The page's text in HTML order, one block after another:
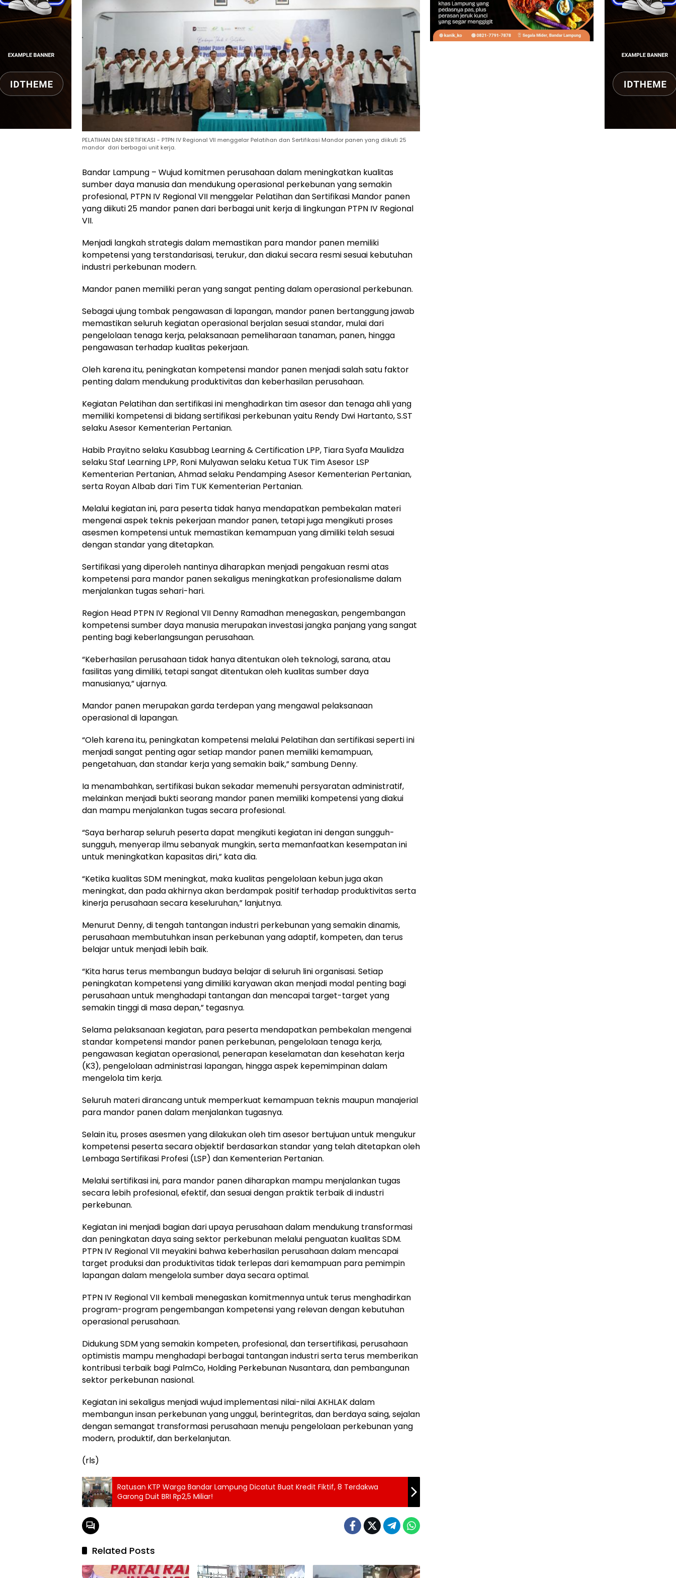
PELATIHAN DAN SERTIFIKASI - PTPN IV Regional VII menggelar Pelatihan dan Sertifikasi Mandor panen yang diikuti 25
mandor dari berbagai unit kerja.
Bandar Lampung – Wujud komitmen perusahaan dalam meningkatkan kualitas
sumber daya manusia dan mendukung operasional perkebunan yang semakin
profesional, PTPN IV Regional VII menggelar Pelatihan dan Sertifikasi Mandor panen
yang diikuti 25 mandor panen dari berbagai unit kerja di lingkungan PTPN IV Regional
VII.
Menjadi langkah strategis dalam memastikan para mandor panen memiliki
kompetensi yang terstandarisasi, terukur, dan diakui secara resmi sesuai kebutuhan
industri perkebunan modern.
Mandor panen memiliki peran yang sangat penting dalam operasional perkebunan.
Sebagai ujung tombak pengawasan di lapangan, mandor panen bertanggung jawab
memastikan seluruh kegiatan operasional berjalan sesuai standar, mulai dari
pengelolaan tenaga kerja, pelaksanaan pemeliharaan tanaman, panen, hingga
pengawasan terhadap kualitas pekerjaan.
Oleh karena itu, peningkatan kompetensi mandor panen menjadi salah satu faktor
penting dalam mendukung produktivitas dan keberhasilan perusahaan.
Kegiatan Pelatihan dan sertifikasi ini menghadirkan tim asesor dan tenaga ahli yang
memiliki kompetensi di bidang sertifikasi perkebunan yaitu Rendy Dwi Hartanto, S.ST
selaku Asesor Kementerian Pertanian.
Habib Prayitno selaku Kasubbag Learning & Certification LPP, Tiara Syafa Maulidza
selaku Staf Learning LPP, Roni Mulyawan selaku Ketua TUK Tim Asesor LSP
Kementerian Pertanian, Ahmad selaku Pendamping Asesor Kementerian Pertanian,
serta Royan Albab dari Tim TUK Kementerian Pertanian.
Melalui kegiatan ini, para peserta tidak hanya mendapatkan pembekalan materi
mengenai aspek teknis pekerjaan mandor panen, tetapi juga mengikuti proses
asesmen kompetensi untuk memastikan kemampuan yang dimiliki telah sesuai
dengan standar yang ditetapkan.
Sertifikasi yang diperoleh nantinya diharapkan menjadi pengakuan resmi atas
kompetensi para mandor panen sekaligus meningkatkan profesionalisme dalam
menjalankan tugas sehari-hari.
Region Head PTPN IV Regional VII Denny Ramadhan menegaskan, pengembangan
kompetensi sumber daya manusia merupakan investasi jangka panjang yang sangat
penting bagi keberlangsungan perusahaan.
“Keberhasilan perusahaan tidak hanya ditentukan oleh teknologi, sarana, atau
fasilitas yang dimiliki, tetapi sangat ditentukan oleh kualitas sumber daya
manusianya,” ujarnya.
Mandor panen merupakan garda terdepan yang mengawal pelaksanaan
operasional di lapangan.
“Oleh karena itu, peningkatan kompetensi melalui Pelatihan dan sertifikasi seperti ini
menjadi sangat penting agar setiap mandor panen memiliki kemampuan,
pengetahuan, dan standar kerja yang semakin baik,” sambung Denny.
Ia menambahkan, sertifikasi bukan sekadar memenuhi persyaratan administratif,
melainkan menjadi bukti seorang mandor panen memiliki kompetensi yang diakui
dan mampu menjalankan tugas secara profesional.
“Saya berharap seluruh peserta dapat mengikuti kegiatan ini dengan sungguh-
sungguh, menyerap ilmu sebanyak mungkin, serta memanfaatkan kesempatan ini
untuk meningkatkan kapasitas diri,” kata dia.
“Ketika kualitas SDM meningkat, maka kualitas pengelolaan kebun juga akan
meningkat, dan pada akhirnya akan berdampak positif terhadap produktivitas serta
kinerja perusahaan secara keseluruhan,” lanjutnya.
Menurut Denny, di tengah tantangan industri perkebunan yang semakin dinamis,
perusahaan membutuhkan insan perkebunan yang adaptif, kompeten, dan terus
belajar untuk menjadi lebih baik.
“Kita harus terus membangun budaya belajar di seluruh lini organisasi. Setiap
peningkatan kompetensi yang dimiliki karyawan akan menjadi modal penting bagi
perusahaan untuk menghadapi tantangan dan mencapai target-target yang
semakin tinggi di masa depan,” tegasnya.
Selama pelaksanaan kegiatan, para peserta mendapatkan pembekalan mengenai
standar kompetensi mandor panen perkebunan, pengelolaan tenaga kerja,
pengawasan kegiatan operasional, penerapan keselamatan dan kesehatan kerja
(K3), pengelolaan administrasi lapangan, hingga aspek kepemimpinan dalam
mengelola tim kerja.
Seluruh materi dirancang untuk memperkuat kemampuan teknis maupun manajerial
para mandor panen dalam menjalankan tugasnya.
Selain itu, proses asesmen yang dilakukan oleh tim asesor bertujuan untuk mengukur
kompetensi peserta secara objektif berdasarkan standar yang telah ditetapkan oleh
Lembaga Sertifikasi Profesi (LSP) dan Kementerian Pertanian.
Melalui sertifikasi ini, para mandor panen diharapkan mampu menjalankan tugas
secara lebih profesional, efektif, dan sesuai dengan praktik terbaik di industri
perkebunan.
Kegiatan ini menjadi bagian dari upaya perusahaan dalam mendukung transformasi
dan peningkatan daya saing sektor perkebunan melalui penguatan kualitas SDM.
PTPN IV Regional VII meyakini bahwa keberhasilan perusahaan dalam mencapai
target produksi dan produktivitas tidak terlepas dari kemampuan para pemimpin
lapangan dalam mengelola sumber daya secara optimal.
PTPN IV Regional VII kembali menegaskan komitmennya untuk terus menghadirkan
program-program pengembangan kompetensi yang relevan dengan kebutuhan
operasional perusahaan.
Didukung SDM yang semakin kompeten, profesional, dan tersertifikasi, perusahaan
optimistis mampu menghadapi berbagai tantangan industri serta terus memberikan
kontribusi terbaik bagi PalmCo, Holding Perkebunan Nusantara, dan pembangunan
sektor perkebunan nasional.
Kegiatan ini sekaligus menjadi wujud implementasi nilai-nilai AKHLAK dalam
membangun insan perkebunan yang unggul, berintegritas, dan berdaya saing, sejalan
dengan semangat transformasi perusahaan menuju pengelolaan perkebunan yang
modern, produktif, dan berkelanjutan.
(rls)
Ratusan KTP Warga Bandar Lampung Dicatut Buat Kredit Fiktif, 8 Terdakwa
Garong Duit BRI Rp2,5 Miliar!
Related Posts